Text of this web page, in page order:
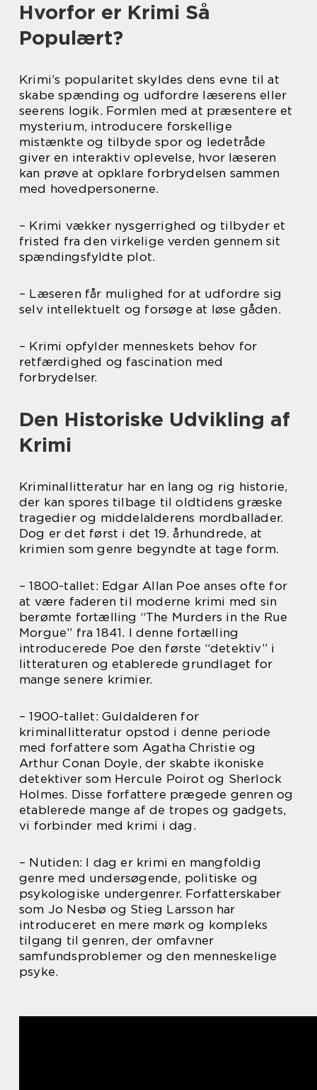
Hvorfor er Krimi Så
Populært?
Krimi’s popularitet skyldes dens evne til at
skabe spænding og udfordre læserens eller
seerens logik. Formlen med at præsentere et
mysterium, introducere forskellige
mistænkte og tilbyde spor og ledetråde
giver en interaktiv oplevelse, hvor læseren
kan prøve at opklare forbrydelsen sammen
med hovedpersonerne.
– Krimi vækker nysgerrighed og tilbyder et
fristed fra den virkelige verden gennem sit
spændingsfyldte plot.
– Læseren får mulighed for at udfordre sig
selv intellektuelt og forsøge at løse gåden.
– Krimi opfylder menneskets behov for
retfærdighed og fascination med
forbrydelser.
Den Historiske Udvikling af
Krimi
Kriminallitteratur har en lang og rig historie,
der kan spores tilbage til oldtidens græske
tragedier og middelalderens mordballader.
Dog er det først i det 19. århundrede, at
krimien som genre begyndte at tage form.
– 1800-tallet: Edgar Allan Poe anses ofte for
at være faderen til moderne krimi med sin
berømte fortælling “The Murders in the Rue
Morgue” fra 1841. I denne fortælling
introducerede Poe den første “detektiv” i
litteraturen og etablerede grundlaget for
mange senere krimier.
– 1900-tallet: Guldalderen for
kriminallitteratur opstod i denne periode
med forfattere som Agatha Christie og
Arthur Conan Doyle, der skabte ikoniske
detektiver som Hercule Poirot og Sherlock
Holmes. Disse forfattere prægede genren og
etablerede mange af de tropes og gadgets,
vi forbinder med krimi i dag.
– Nutiden: I dag er krimi en mangfoldig
genre med undersøgende, politiske og
psykologiske undergenrer. Forfatterskaber
som Jo Nesbø og Stieg Larsson har
introduceret en mere mørk og kompleks
tilgang til genren, der omfavner
samfundsproblemer og den menneskelige
psyke.